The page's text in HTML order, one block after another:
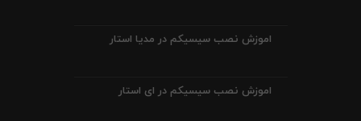
اموزش نصب سیسیکم در مدیا استار
اموزش نصب سیسیکم در ای استار